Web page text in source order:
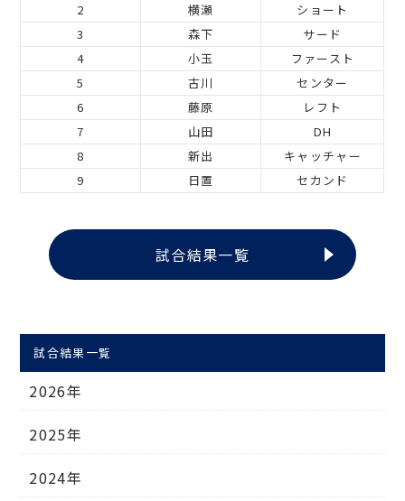
2
横瀬
ショート
3
森下
サード
4
小玉
ファースト
5
古川
センター
6
藤原
レフト
7
山田
DH
8
新出
キャッチャー
9
日置 セカンド
試合結果一覧
試合結果一覧
2026年
2025年
2024年